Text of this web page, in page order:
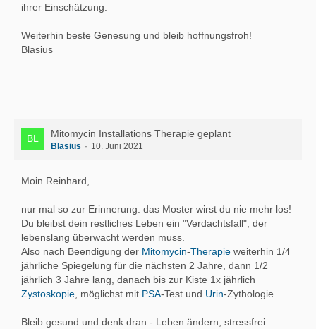
ihrer Einschätzung.
Weiterhin beste Genesung und bleib hoffnungsfroh!
Blasius
Mitomycin Installations Therapie geplant
Blasius 10. Juni 2021
Moin Reinhard,
nur mal so zur Erinnerung: das Moster wirst du nie mehr los!
Du bleibst dein restliches Leben ein "Verdachtsfall", der
lebenslang überwacht werden muss.
Also nach Beendigung der Mitomycin-Therapie weiterhin 1/4
jährliche Spiegelung für die nächsten 2 Jahre, dann 1/2
jährlich 3 Jahre lang, danach bis zur Kiste 1x jährlich
Zystoskopie , möglichst mit PSA-Test und Urin-Zythologie.
Bleib gesund und denk dran - Leben ändern, stressfrei